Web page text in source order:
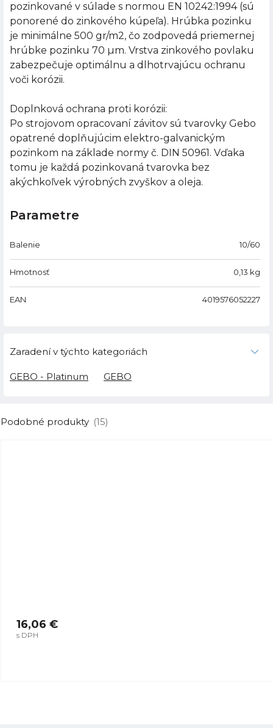
pozinkované v súlade s normou EN 10242:1994 (sú
ponorené do zinkového kúpeľa). Hrúbka pozinku
je minimálne 500 gr/m2, čo zodpovedá priemernej
hrúbke pozinku 70 µm. Vrstva zinkového povlaku
zabezpečuje optimálnu a dlhotrvajúcu ochranu
voči korózii.
Doplnková ochrana proti korózii:
Po strojovom opracovaní závitov sú tvarovky Gebo
opatrené doplňujúcim elektro-galvanickým
pozinkom na základe normy č. DIN 50961. Vďaka
tomu je každá pozinkovaná tvarovka bez
akýchkoľvek výrobných zvyškov a oleja.
Parametre
Balenie 10/60
Hmotnosť 0,13 kg
EAN 4019576052227
Zaradení v týchto kategoriách
GEBO - Platinum GEBO
Podobné produkty (15)
16,06 €
s DPH